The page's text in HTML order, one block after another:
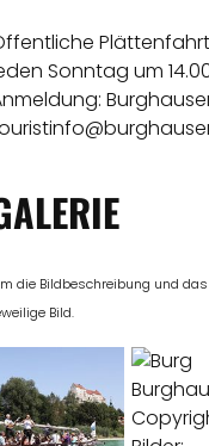
Sonntag um
die Bildbeschreibung und
Bild.